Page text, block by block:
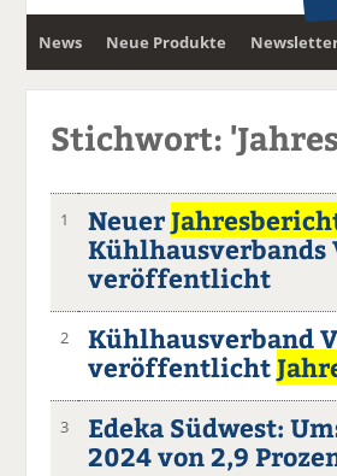
News Neue Produkte
Stichwort:
1 Neuer
Kühlhausverbands
veröffentlicht
2
Kühlhausverband
veröffentlicht
3
Edeka Südwest:
2024 von 2,9